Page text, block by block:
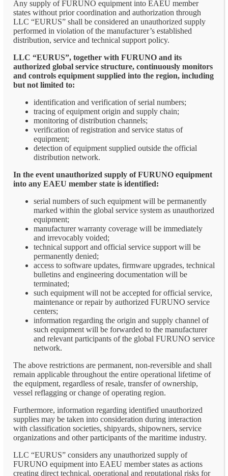
Any supply of FURUNO equipment into EAEU member
states without prior coordination and authorization through
LLC “EURUS” shall be considered an unauthorized supply
performed in violation of the manufacturer’s established
distribution, service and technical support policy.
LLC “EURUS”, together with FURUNO and its
authorized global service structure, continuously monitors
and controls equipment supplied into the region, including
but not limited to:
identification and verification of serial numbers;
tracing of equipment origin and supply chain;
monitoring of distribution channels;
verification of registration and service status of
equipment;
detection of equipment supplied outside the official
distribution network.
In the event unauthorized supply of FURUNO equipment
into any EAEU member state is identified:
serial numbers of such equipment will be permanently
marked within the global service system as unauthorized
equipment;
manufacturer warranty coverage will be immediately
and irrevocably voided;
technical support and official service support will be
permanently denied;
access to software updates, firmware upgrades, technical
bulletins and engineering documentation will be
terminated;
such equipment will not be accepted for official service,
maintenance or repair by authorized FURUNO service
centers;
information regarding the origin and supply channel of
such equipment will be forwarded to the manufacturer
and relevant participants of the global FURUNO service
network.
The above restrictions are permanent, non-reversible and shall
remain applicable throughout the entire operational lifetime of
the equipment, regardless of resale, transfer of ownership,
vessel reflagging or change of operating region.
Furthermore, information regarding identified unauthorized
supplies may be taken into consideration during interaction
with classification societies, shipyards, shipowners, service
organizations and other participants of the maritime industry.
LLC “EURUS” considers any unauthorized supply of
FURUNO equipment into EAEU member states as actions
creating direct technical, operational and reputational risks for